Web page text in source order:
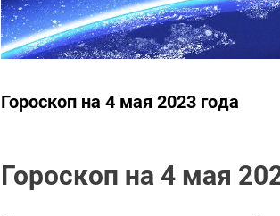
Гороскоп на 4 мая 2023 года
Гороскоп на 4 мая